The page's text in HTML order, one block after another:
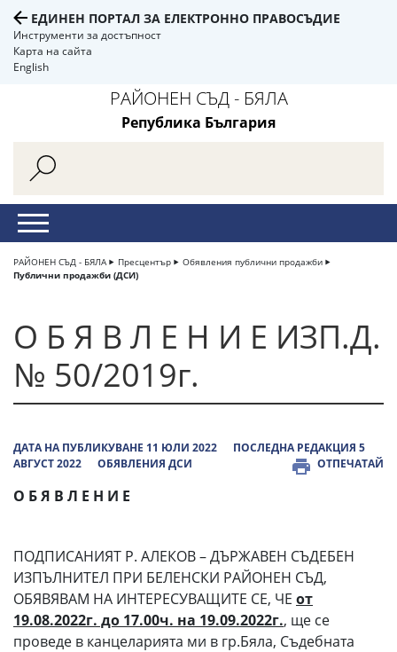
ЕДИНЕН ПОРТАЛ ЗА ЕЛЕКТРОННО ПРАВОСЪДИЕ
Инструменти за достъпност
Карта на сайта
English
РАЙОНЕН СЪД - БЯЛА
Република България
РАЙОНЕН СЪД - БЯЛА Пресцентър
Обявления публични продажби
Публични продажби (ДСИ)
О Б Я В Л Е Н И Е ИЗП.Д.
№ 50/2019г.
ДАТА НА ПУБЛИКУВАНЕ 11 ЮЛИ 2022
ПОСЛЕДНА РЕДАКЦИЯ 5
АВГУСТ 2022
ОБЯВЛЕНИЯ ДСИ ОТПЕЧАТАЙ
О Б Я В Л Е Н И Е
ПОДПИСАНИЯТ Р. АЛЕКОВ – ДЪРЖАВЕН СЪДЕБЕН
ИЗПЪЛНИТЕЛ ПРИ БЕЛЕНСКИ РАЙОНЕН СЪД,
ОБЯВЯВАМ НА ИНТЕРЕСУВАЩИТЕ СЕ, ЧЕ от
19.08.2022г. до 17.00ч. на 19.09.2022г., ще се
проведе в канцеларията ми в гр.Бяла, Съдебната